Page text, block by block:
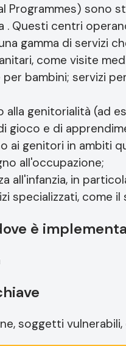
Programmes) sono
. Questi centri
gamma di servizi
come visite
bambini; servizi
genitorialità (ad
gioco e di
ai genitori in ambiti
all'occupazione;
all'infanzia, in
specializzati, come
è
soggetti